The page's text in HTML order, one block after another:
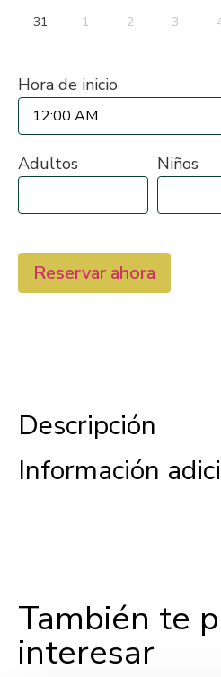
31 1 2 3
Hora de inicio
Adultos Niños
Reservar ahora
Descripción
Información
También te
interesar